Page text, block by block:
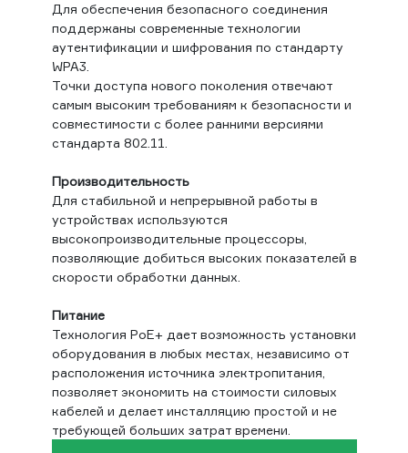
Для обеспечения безопасного соединения
поддержаны современные технологии
аутентификации и шифрования по стандарту
WPA3.
Точки доступа нового поколения отвечают
самым высоким требованиям к безопасности и
совместимости с более ранними версиями
стандарта 802.11.
Производительность
Для стабильной и непрерывной работы в
устройствах используются
высокопроизводительные процессоры,
позволяющие добиться высоких показателей в
скорости обработки данных.
Питание
Технология PoE+ дает возможность установки
оборудования в любых местах, независимо от
расположения источника электропитания,
позволяет экономить на стоимости силовых
кабелей и делает инсталляцию простой и не
требующей больших затрат времени.